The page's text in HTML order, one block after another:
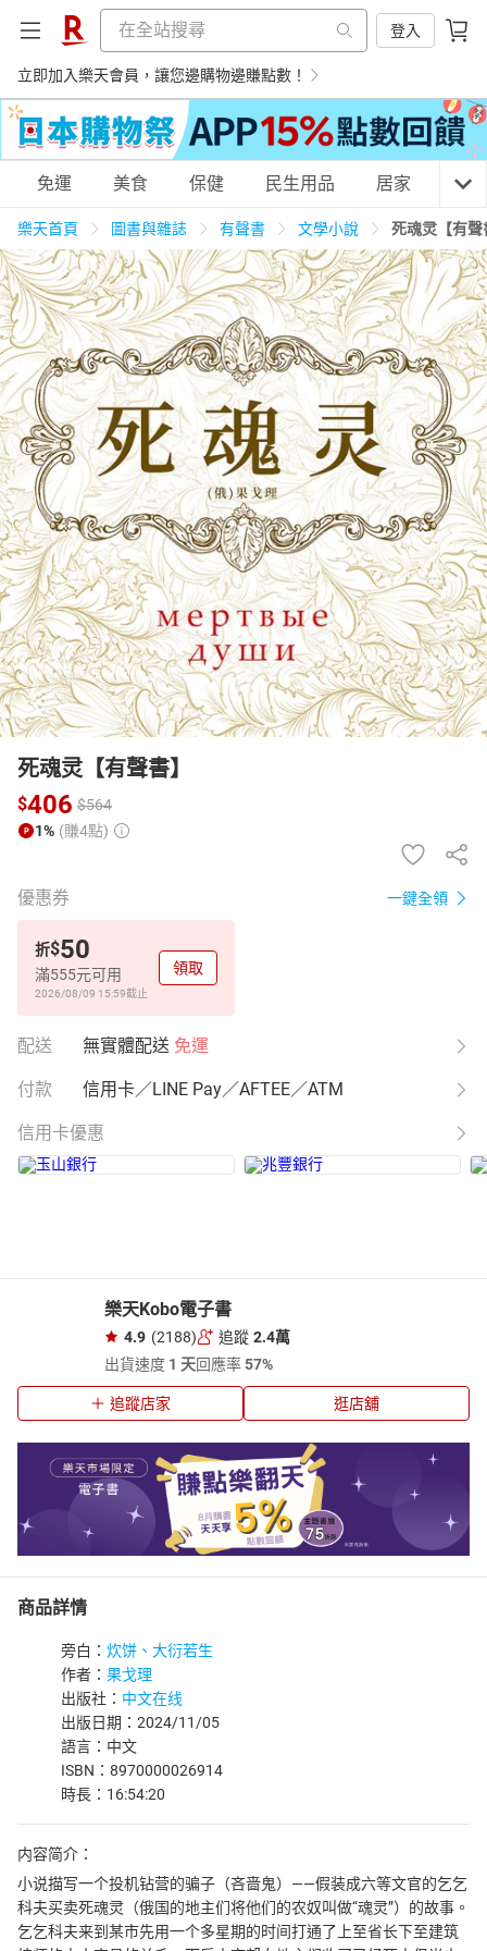
登入
立即加入樂天會員，讓您邊購物邊賺點數！
購物網分類
天天免運 美食蛋糕 養生保健 民生用品
居家生活 3C家電 運動休閒 親子玩具
女裝 男裝 化妝保養 情趣用品
日本購物 電子/紙本書
HOT
免運 美食 保健 民生用品 居家 3C
樂天首頁 圖書與雜誌 有聲書 文學小說 死魂灵【有聲
死魂灵【有聲書】
$406 $564
1% (賺4點)
優惠券 一鍵全領
折$50
滿555元可用
2026/08/09 15:59截止
領取
配送 無實體配送 免運
付款 信用卡／LINE Pay／AFTEE／ATM
信用卡優惠
樂天Kobo電子書
4.9 (2188) 追蹤 2.4萬
出貨速度 1 天回應率57%
追蹤店家 逛店舖
商品詳情
旁白： 炊饼、大衍若生
作者： 果戈理
出版社： 中文在线
出版日期：2024/11/05
語言：中文
ISBN：8970000026914
時長：16:54:20
内容简介：
小说描写一个投机钻营的骗子（吝啬鬼）——假装成六等文官的乞乞
科夫买卖死魂灵（俄国的地主们将他们的农奴叫做“魂灵”）的故事。
乞乞科夫来到某市先用一个多星期的时间打通了上至省长下至建筑